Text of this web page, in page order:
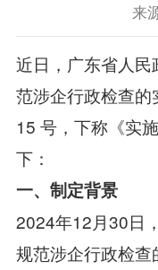
来
近日，广东省人
范涉企行政检查的
15 号，下称《实
下：
一、制定背景
2024年12月30日
规范涉企行政检